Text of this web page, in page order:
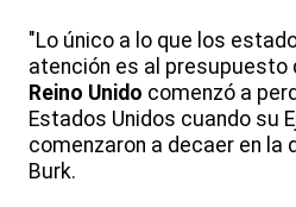
"Lo único a lo que los
atención es al presupuesto
Reino Unido comenzó a
Estados Unidos cuando su
comenzaron a decaer en la
Burk.